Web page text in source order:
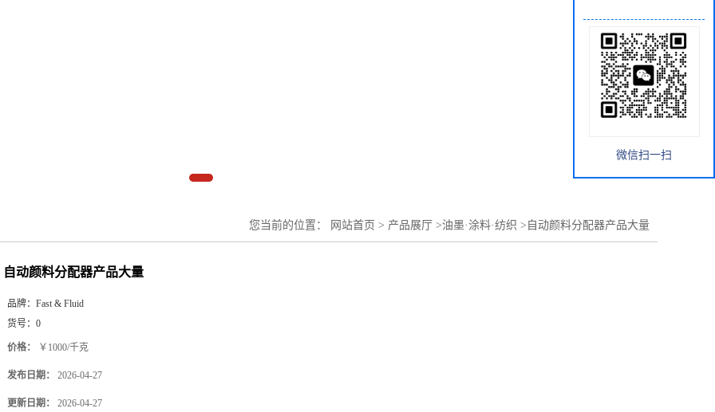
您当前的位置： 网站首页 > 产品展厅 >油墨·涂料·纺织 > 自动颜料分配器产品大量
自动颜料分配器产品大量
品牌： Fast & Fluid
货号： 0
价格： ￥1000/千克
发布日期： 2026-04-27
更新日期： 2026-04-27
微信扫一扫